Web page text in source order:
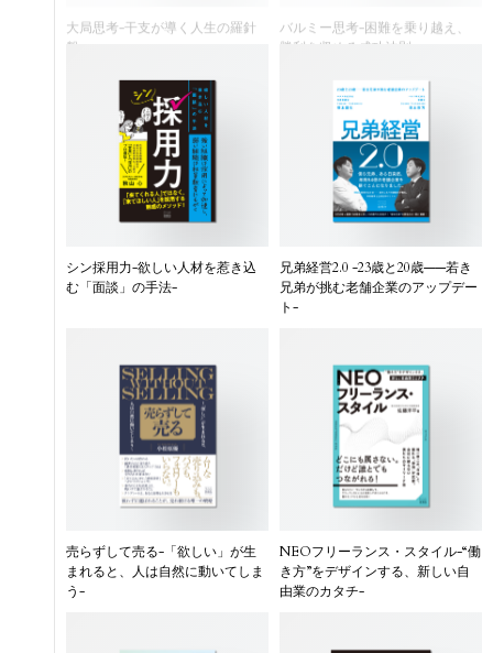
盤-
勝利を収める成功法則-
シン採用力-欲しい人材を惹き込
む「面談」の手法-
兄弟経営2.0 -23歳と20歳——若き
兄弟が挑む老舗企業のアップデー
ト-
売らずして売る-「欲しい」が生
まれると、人は自然に動いてしま
う-
NEOフリーランス・スタイル-“働
き方”をデザインする、新しい自
由業のカタチ-